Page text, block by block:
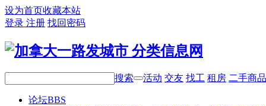
设为首页收藏本站
登录 注册 找回密码
搜索 活动 交友 找工 租房 二手商品
论坛BBS